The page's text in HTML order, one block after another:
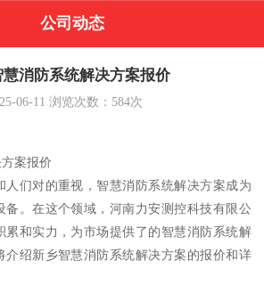
公司动态
消防系统解决方案报价
06-11 浏览次数： 584次
案报价
人们对的重视，智慧消防系统解决方案成为
备。在这个领域，河南力安测控科技有限公
累和实力，为市场提供了的智慧消防系统解
介绍新乡智慧消防系统解决方案的报价和详